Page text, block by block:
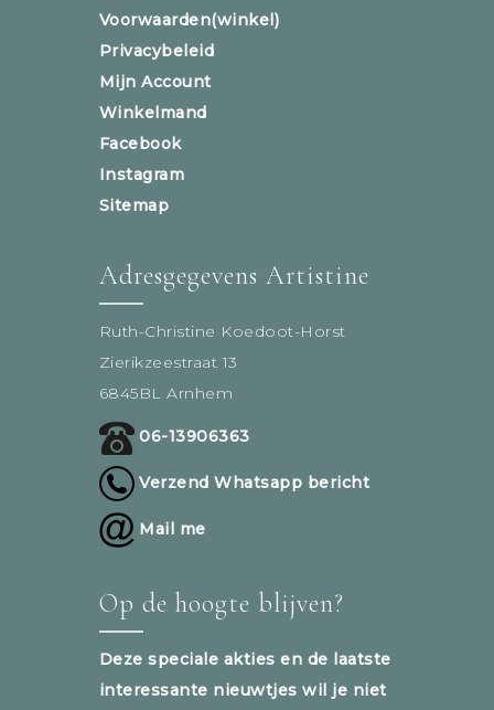
Voorwaarden(winkel)
Privacybeleid
Mijn Account
Winkelmand
Facebook
Instagram
Sitemap
Adresgegevens Artistine
Ruth-Christine Koedoot-Horst
Zierikzeestraat 13
6845BL Arnhem
06-13906363
Verzend Whatsapp bericht
Mail me
Op de hoogte blijven?
Deze speciale akties en de laatste
interessante nieuwtjes wil je niet